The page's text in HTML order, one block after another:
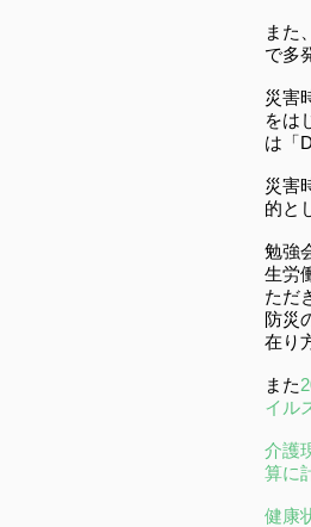
また
で多
災害
をは
は「
災害
的と
勉強
生労
ただ
防災
在り
また
イル
介護
算に
健康